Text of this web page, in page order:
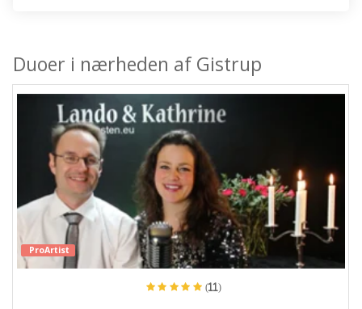
Duoer i nærheden af Gistrup
ProArtist
(11)